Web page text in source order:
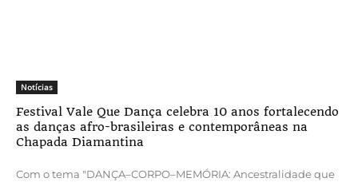
Notícias
Festival Vale Que Dança celebra 10 anos fortalecendo
as danças afro-brasileiras e contemporâneas na
Chapada Diamantina
Com o tema "DANÇA–CORPO–MEMÓRIA: Ancestralidade que